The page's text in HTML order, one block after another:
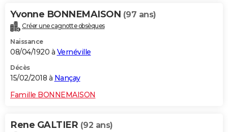
Yvonne BONNEMAISON (97 ans)
Créer une cagnotte obsèques
Naissance
08/04/1920 à Vernéville
Décès
15/02/2018 à Nançay
Famille BONNEMAISON
Rene GALTIER (92 ans)